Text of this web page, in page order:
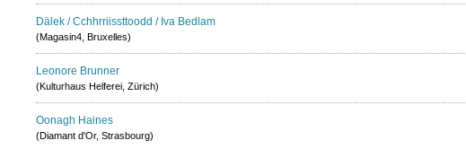
Dälek / Cchhrriissttoodd / Iva Bedlam
(Magasin4, Bruxelles)
Leonore Brunner
(Kulturhaus Helferei, Zürich)
Oonagh Haines
(Diamant d'Or, Strasbourg)